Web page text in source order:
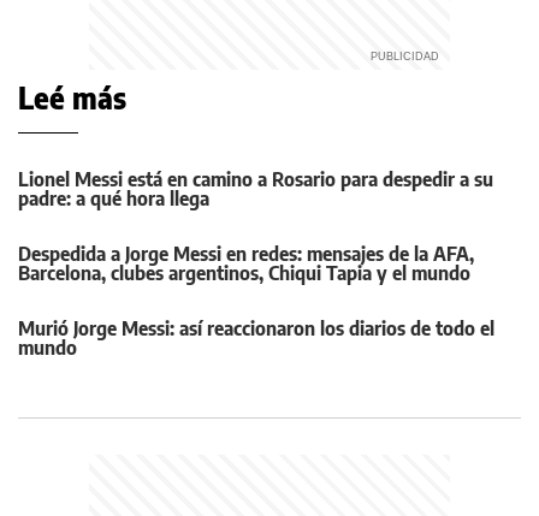
Leé más
Lionel Messi está en camino a Rosario para despedir a su
padre: a qué hora llega
Despedida a Jorge Messi en redes: mensajes de la AFA,
Barcelona, clubes argentinos, Chiqui Tapia y el mundo
Murió Jorge Messi: así reaccionaron los diarios de todo el
mundo